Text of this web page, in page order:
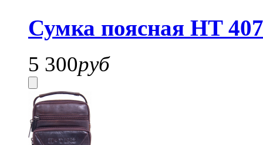
Сумка поясная HT
5 300руб